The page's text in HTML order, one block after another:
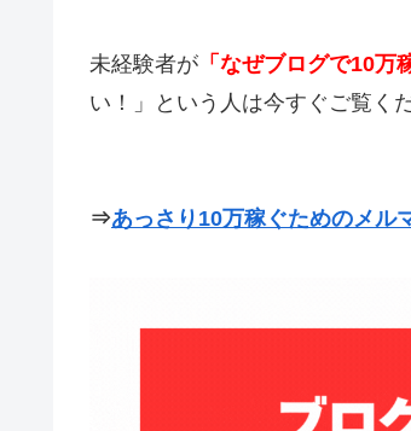
未経験者が 「なぜブログで10万
い！」という人は今すぐご覧く
⇒あっさり10万稼ぐためのメル